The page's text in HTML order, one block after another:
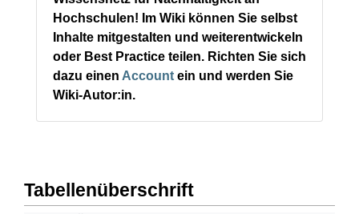
Hochschulen! Im Wiki können Sie selbst
Inhalte mitgestalten und weiterentwickeln
oder Best Practice teilen. Richten Sie sich
dazu einen Account ein und werden Sie
Wiki-Autor:in.
Tabellenüberschrift